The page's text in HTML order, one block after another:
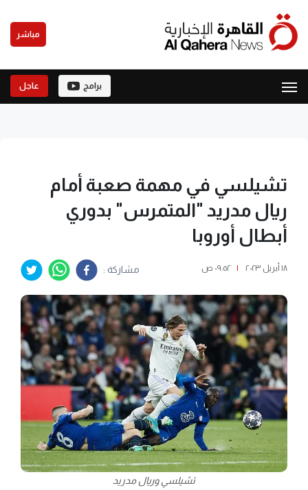
مباشر
برامج عاجل
تشيلسي في مهمة صعبة أمام
ريال مدريد "المتمرس" بدوري
أبطال أوروبا
١٨ أبريل ٢٠٢٣ | ٠٩:٥٢ ص مشاركة :
تشيلسي وريال مدريد